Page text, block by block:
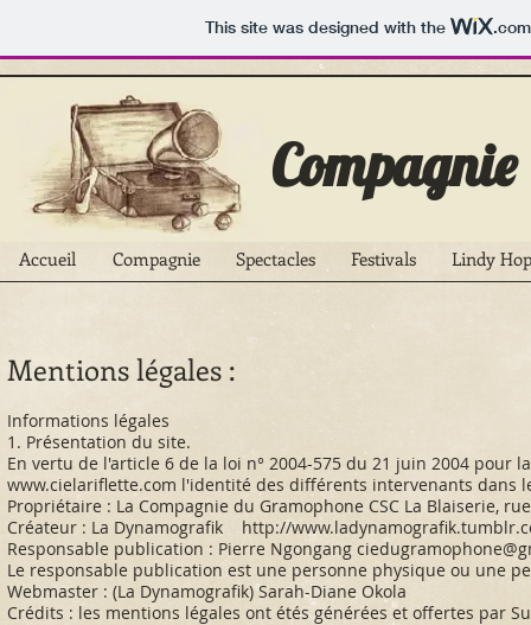
This site was designed with the .com
Compagnie
Mentions légales :
Informations légales
1. Présentation du site.
En vertu de l'article 6 de la loi n° 2004-575 du 21 juin 2004
www.cielariflette.com l'identité des différents intervenants dans
Propriétaire : La Compagnie du Gramophone CSC La Blaiserie,
Créateur : La Dynamografik http://
Responsable publication : Pierre Ngongang 
Le responsable publication est une personne physique ou une
Webmaster : (La Dynamografik) Sarah-Diane Okola
Crédits : les mentions légales ont étés générées et offertes par
Accueil Compagnie Spectacles Festivals Lindy Hop